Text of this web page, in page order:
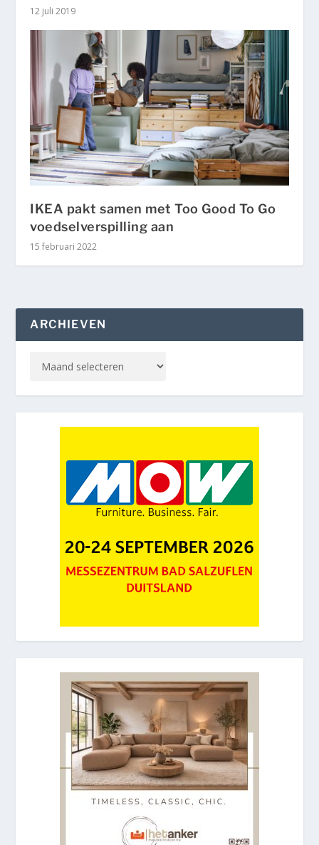
12 juli 2019
IKEA pakt samen met Too Good To Go
voedselverspilling aan
15 februari 2022
ARCHIEVEN